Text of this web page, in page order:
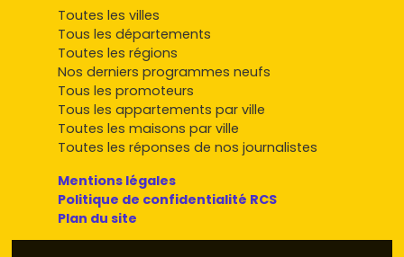
Toutes les villes
Tous les départements
Toutes les régions
Nos derniers programmes neufs
Tous les promoteurs
Tous les appartements par ville
Toutes les maisons par ville
Toutes les réponses de nos journalistes
Mentions légales
Politique de confidentialité RCS
Plan du site